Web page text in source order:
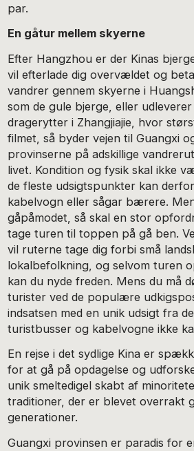
par.
En gåtur mellem skyerne
Efter Hangzhou er der Kinas
vil efterlade dig overvældet og
vandrer gennem skyerne i
som de gule bjerge, eller udleverer
dragerytter i Zhangjiajie, hvor
filmet, så byder vejen til Guangxi
provinserne på adskillige
livet. Kondition og fysik skal ikke
de fleste udsigtspunkter kan
kabelvogn eller sågar bærere.
gåpåmodet, så skal en stor
tage turen til toppen på gå ben.
vil ruterne tage dig forbi små
lokalbefolkning, og selvom turen
kan du nyde freden. Mens du må
turister ved de populære
indsatsen med en unik udsigt fra
turistbusser og kabelvogne ikke
En rejse i det sydlige Kina er
for at gå på opdagelse og
unik smeltedigel skabt af
traditioner, der er blevet overrakt
generationer.
Guangxi provinsen er paradis for